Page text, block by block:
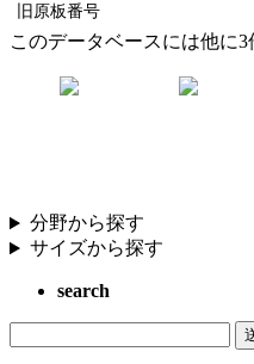
旧原板番号
このデータベースには他に
分野から探す
サイズから探す
search